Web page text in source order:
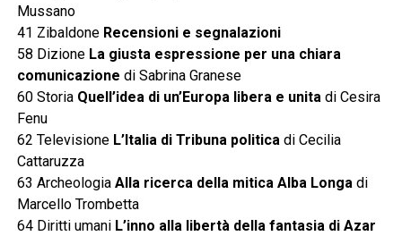
Mussano
41 Zibaldone Recensioni e segnalazioni
58 DizioneLa giusta espressione per una chiara
comunicazione di Sabrina Granese
60 Storia Quell’idea di un’Europa libera e unitadi Cesira
Fenu
62 Televisione L’Italia di Tribuna politicadi Cecilia
Cattaruzza
63 Archeologia Alla ricerca della mitica Alba Longadi
Marcello Trombetta
64 Diritti umani L’inno alla libertà della fantasia di Azar